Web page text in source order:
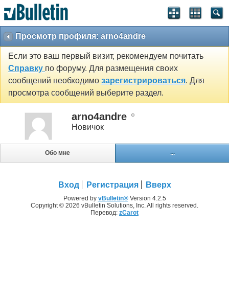
Просмотр профиля: arno4andre
Если это ваш первый визит, рекомендуем почитать
Справку по форуму. Для размещения своих
сообщений необходимо зарегистрироваться. Для
просмотра сообщений выберите раздел.
arno4andre
Новичок
Обо мне ...
Вход Регистрация Вверх
Powered by vBulletin®Version 4.2.5
Copyright © 2026 vBulletin Solutions, Inc. All rights reserved.
Перевод: zCarot